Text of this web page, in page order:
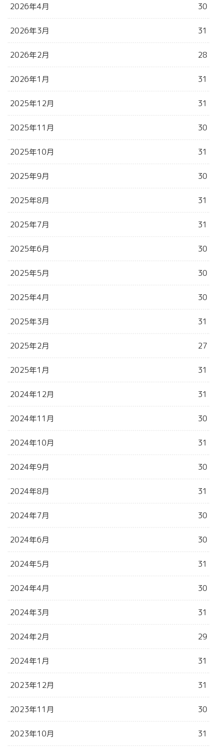
2026年4月 30
2026年3月 31
2026年2月 28
2026年1月 31
2025年12月 31
2025年11月 30
2025年10月 31
2025年9月 30
2025年8月 31
2025年7月 31
2025年6月 30
2025年5月 30
2025年4月 30
2025年3月 31
2025年2月 27
2025年1月 31
2024年12月 31
2024年11月 30
2024年10月 31
2024年9月 30
2024年8月 31
2024年7月 30
2024年6月 30
2024年5月 31
2024年4月 30
2024年3月 31
2024年2月 29
2024年1月 31
2023年12月 31
2023年11月 30
2023年10月 31